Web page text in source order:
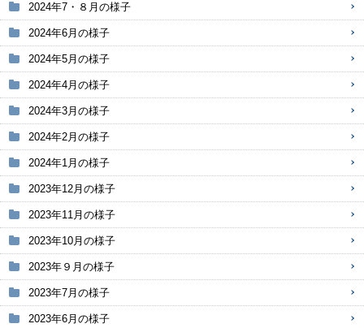
2024年7・８月の様子
2024年6月の様子
2024年5月の様子
2024年4月の様子
2024年3月の様子
2024年2月の様子
2024年1月の様子
2023年12月の様子
2023年11月の様子
2023年10月の様子
2023年９月の様子
2023年7月の様子
2023年6月の様子